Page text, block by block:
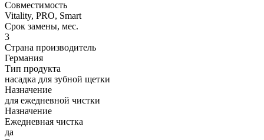
Совместимость
Vitality, PRO, Smart
Срок замены, мес.
3
Страна производитель
Германия
Тип продукта
насадка для зубной щетки
Назначение
для ежедневной чистки
Назначение
Ежедневная чистка
да